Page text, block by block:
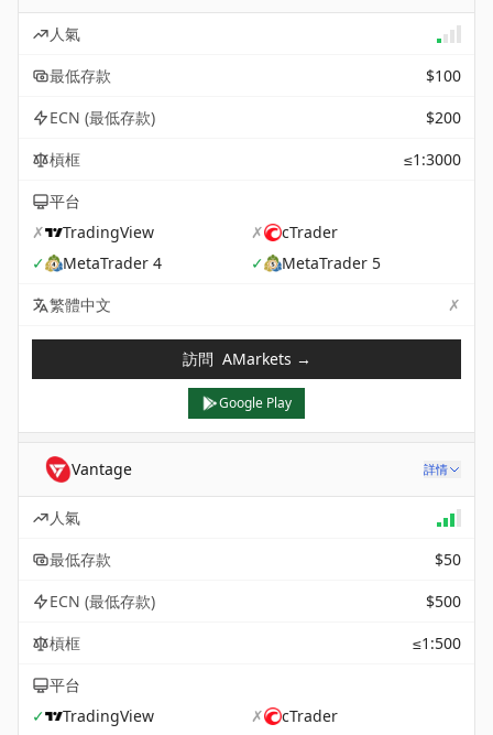
人氣
最低存款
$100
ECN (最低存款)
$200
槓框
≤1:3000
平台
✗
TradingView ✗
cTrader
✓
MetaTrader 4 ✓
MetaTrader 5
繁體中文
✗
訪問 AMarkets →
Google Play
Vantage 詳情
人氣
最低存款
$50
ECN (最低存款)
$500
槓框
≤1:500
平台
✓
TradingView ✗
cTrader